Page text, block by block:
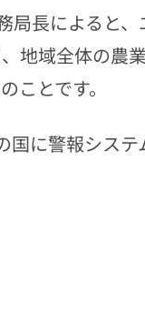
局長によると
地域全体の農
ことです。
国に警報シス